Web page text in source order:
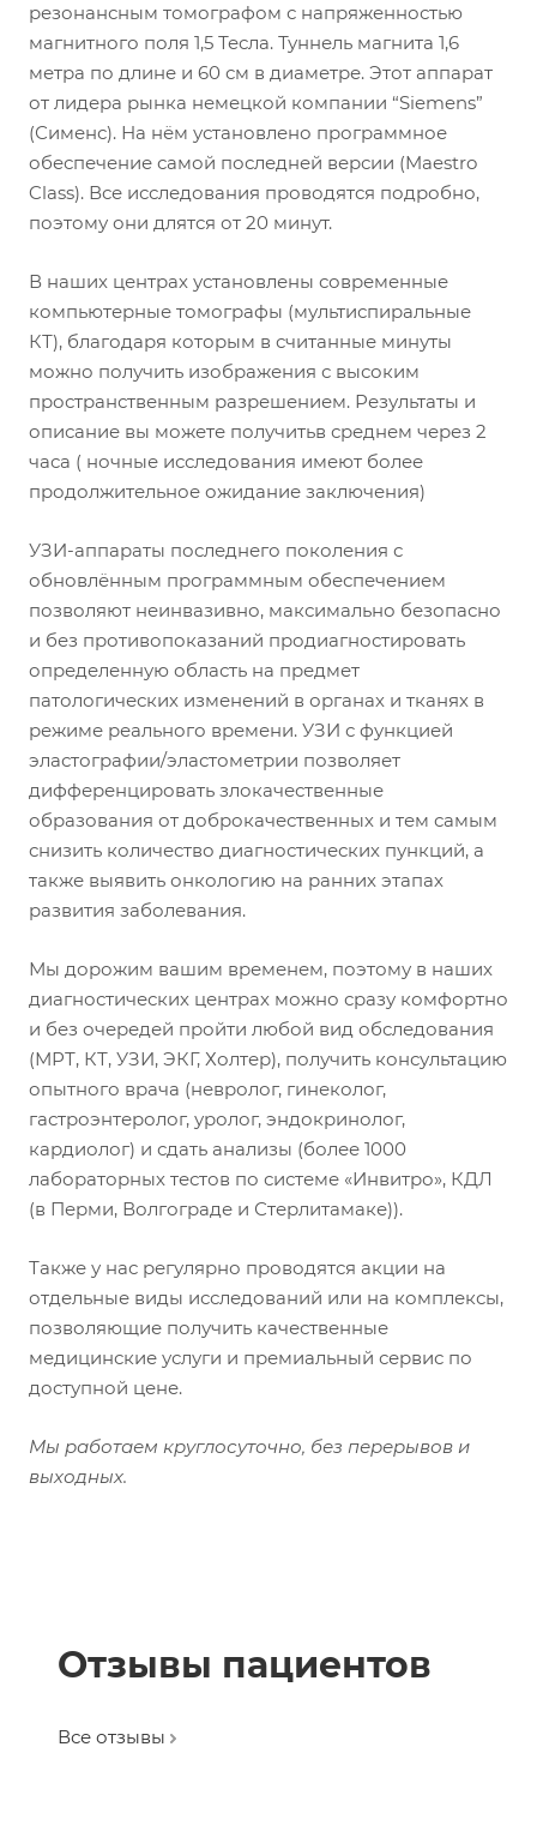
резонансным томографом с напряженностью
магнитного поля 1,5 Тесла. Туннель магнита 1,6
метра по длине и 60 см в диаметре. Этот аппарат
от лидера рынка немецкой компании “Siemens”
(Сименс). На нём установлено программное
обеспечение самой последней версии (Maestro
Class). Все исследования проводятся подробно,
поэтому они длятся от 20 минут.
В наших центрах установлены современные
компьютерные томографы (мультиспиральные
КТ), благодаря которым в считанные минуты
можно получить изображения с высоким
пространственным разрешением. Результаты и
описание вы можете получитьв среднем через 2
часа ( ночные исследования имеют более
продолжительное ожидание заключения)
УЗИ-аппараты последнего поколения с
обновлённым программным обеспечением
позволяют неинвазивно, максимально безопасно
и без противопоказаний продиагностировать
определенную область на предмет
патологических изменений в органах и тканях в
режиме реального времени. УЗИ с функцией
эластографии/эластометрии позволяет
дифференцировать злокачественные
образования от доброкачественных и тем самым
снизить количество диагностических пункций, а
также выявить онкологию на ранних этапах
развития заболевания.
Мы дорожим вашим временем, поэтому в наших
диагностических центрах можно сразу комфортно
и без очередей пройти любой вид обследования
(МРТ, КТ, УЗИ, ЭКГ, Холтер), получить консультацию
опытного врача (невролог, гинеколог,
гастроэнтеролог, уролог, эндокринолог,
кардиолог) и сдать анализы (более 1000
лабораторных тестов по системе «Инвитро», КДЛ
(в Перми, Волгограде и Стерлитамаке)).
Также у нас регулярно проводятся акции на
отдельные виды исследований или на комплексы,
позволяющие получить качественные
медицинские услуги и премиальный сервис по
доступной цене.
Мы работаем круглосуточно, без перерывов и
выходных.
Отзывы пациентов
Все отзывы